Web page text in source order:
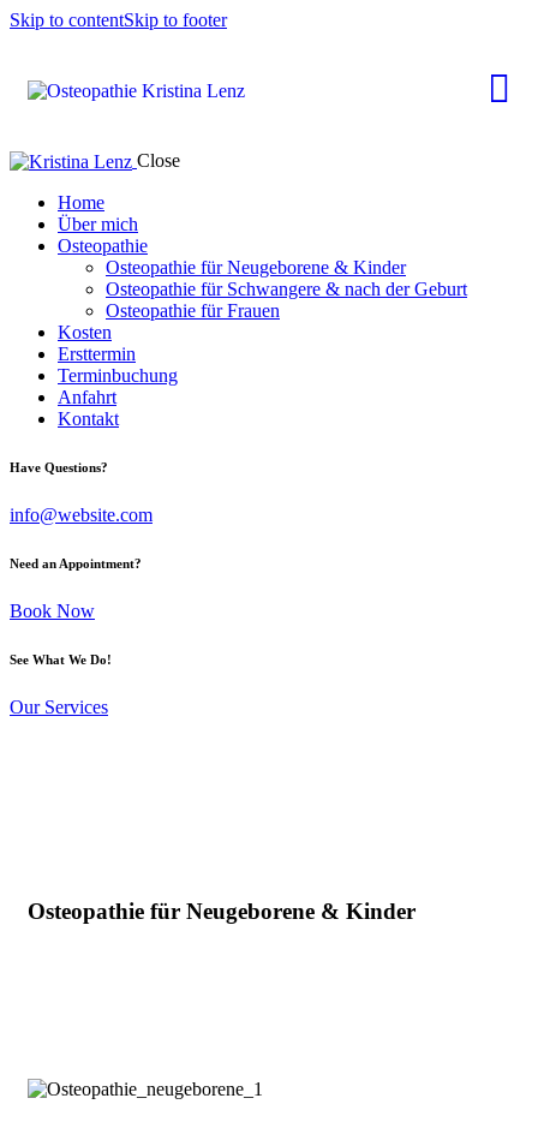
Skip to contentSkip to footer
Close
Home
Über mich
Osteopathie
Osteopathie für Neugeborene & Kinder
Osteopathie für Schwangere & nach der Geburt
Osteopathie für Frauen
Kosten
Ersttermin
Terminbuchung
Anfahrt
Kontakt
Have Questions?
info@website.com
Need an Appointment?
Book Now
See What We Do!
Our Services
Osteopathie für Neugeborene & Kinder